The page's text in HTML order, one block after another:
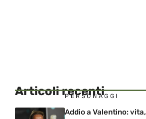
Articoli recenti
PERSONAGGI
Addio a Valentino: vita,